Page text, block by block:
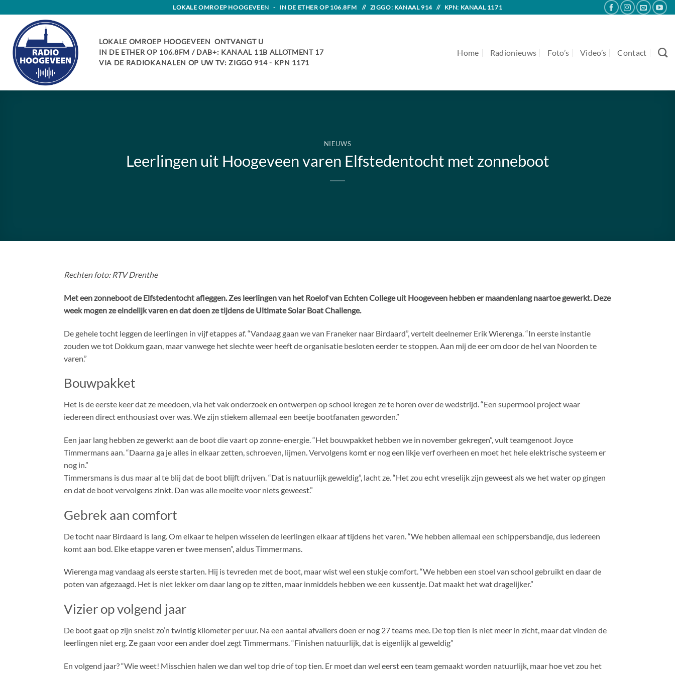
content
LOKALE OMROEP HOOGEVEEN - IN DE ETHER OP 106.8FM // ZIGGO: KANAAL 914 // KPN: KANAAL 1171
LOKALE OMROEP HOOGEVEEN ONTVANGT U
IN DE ETHER OP 106.8FM / DAB+: KANAAL 11B ALLOTMENT 17
VIA DE RADIOKANALEN OP UW TV: ZIGGO 914 - KPN 1171
Home Radionieuws Foto’s Video’s Contact
NIEUWS
Leerlingen uit Hoogeveen varen Elfstedentocht met zonneboot
Rechten foto: RTV Drenthe
Met een zonneboot de Elfstedentocht afleggen. Zes leerlingen van het Roelof van Echten College uit Hoogeveen hebben er maandenlang naartoe gewerkt. Deze
week mogen ze eindelijk varen en dat doen ze tijdens de Ultimate Solar Boat Challenge.
De gehele tocht leggen de leerlingen in vijf etappes af. “Vandaag gaan we van Franeker naar Birdaard”, vertelt deelnemer Erik Wierenga. “In eerste instantie
zouden we tot Dokkum gaan, maar vanwege het slechte weer heeft de organisatie besloten eerder te stoppen. Aan mij de eer om door de hel van Noorden te
varen.”
Bouwpakket
Het is de eerste keer dat ze meedoen, via het vak onderzoek en ontwerpen op school kregen ze te horen over de wedstrijd. “Een supermooi project waar
iedereen direct enthousiast over was. We zijn stiekem allemaal een beetje bootfanaten geworden.”
Een jaar lang hebben ze gewerkt aan de boot die vaart op zonne-energie. “Het bouwpakket hebben we in november gekregen”, vult teamgenoot Joyce
Timmermans aan. “Daarna ga je alles in elkaar zetten, schroeven, lijmen. Vervolgens komt er nog een likje verf overheen en moet het hele elektrische systeem er
nog in.”
Timmersmans is dus maar al te blij dat de boot blijft drijven. “Dat is natuurlijk geweldig”, lacht ze. “Het zou echt vreselijk zijn geweest als we het water op gingen
en dat de boot vervolgens zinkt. Dan was alle moeite voor niets geweest.”
Gebrek aan comfort
De tocht naar Birdaard is lang. Om elkaar te helpen wisselen de leerlingen elkaar af tijdens het varen. “We hebben allemaal een schippersbandje, dus iedereen
komt aan bod. Elke etappe varen er twee mensen”, aldus Timmermans.
Wierenga mag vandaag als eerste starten. Hij is tevreden met de boot, maar wist wel een stukje comfort. “We hebben een stoel van school gebruikt en daar de
poten van afgezaagd. Het is niet lekker om daar lang op te zitten, maar inmiddels hebben we een kussentje. Dat maakt het wat dragelijker.”
Vizier op volgend jaar
De boot gaat op zijn snelst zo’n twintig kilometer per uur. Na een aantal afvallers doen er nog 27 teams mee. De top tien is niet meer in zicht, maar dat vinden de
leerlingen niet erg. Ze gaan voor een ander doel zegt Timmermans. “Finishen natuurlijk, dat is eigenlijk al geweldig”
En volgend jaar? “Wie weet! Misschien halen we dan wel top drie of top tien. Er moet dan wel eerst een team gemaakt worden natuurlijk, maar hoe vet zou het